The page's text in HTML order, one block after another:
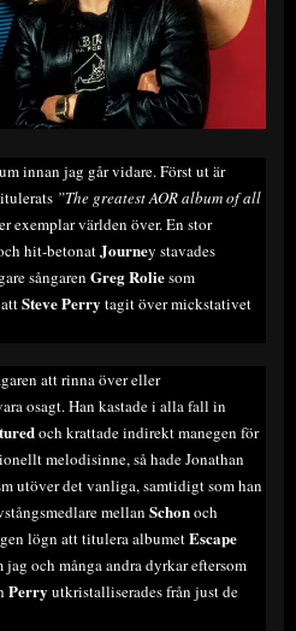
innan jag går vidare. Först ut är
”The greatest AOR album of all
exemplar världen över. En stor
hit-betonatJourney stavades
sångaren Greg Roliesom
Steve Perry tagit över mickstativet
att rinna över eller
osagt. Han kastade i alla fall in
och krattade indirekt manegen för
melodisinne, så hade Jonathan
utöver det vanliga, samtidigt som han
mellan Schonoch
lögn att titulera albumetEscape
och många andra dyrkar eftersom
Perry utkristalliserades från just de